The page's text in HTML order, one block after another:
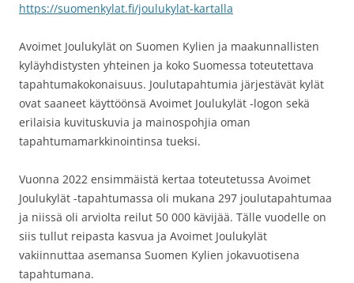
https://suomenkylat.fi/joulukylat-kartalla
Avoimet Joulukylät on Suomen Kylien ja maakunnallisten
kyläyhdistysten yhteinen ja koko Suomessa toteutettava
tapahtumakokonaisuus. Joulutapahtumia järjestävät kylät
ovat saaneet käyttöönsä Avoimet Joulukylät -logon sekä
erilaisia kuvituskuvia ja mainospohjia oman
tapahtumamarkkinointinsa tueksi.
Vuonna 2022 ensimmäistä kertaa toteutetussa Avoimet
Joulukylät -tapahtumassa oli mukana 297 joulutapahtumaa
ja niissä oli arviolta reilut 50 000 kävijää. Tälle vuodelle on
siis tullut reipasta kasvua ja Avoimet Joulukylät
vakiinnuttaa asemansa Suomen Kylien jokavuotisena
tapahtumana.